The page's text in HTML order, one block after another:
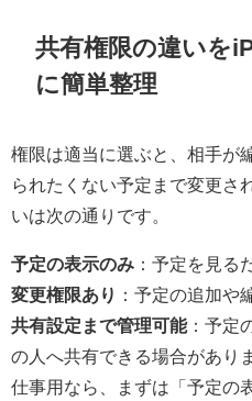
共有権限の違いを
に簡単整理
権限は適当に選ぶと、相手が
られたくない予定まで変更さ
いは次の通りです。
予定の表示のみ ：予定を見る
変更権限あり
：予定の追加や
共有設定まで管理可能：予定
の人へ共有できる場合があり
仕事用なら、まずは「予定の